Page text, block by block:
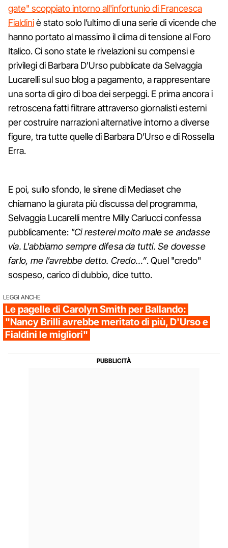
gate" scoppiato intorno all'infortunio di Francesca
Fialdiniè stato solo l’ultimo di una serie di vicende che
hanno portato al massimo il clima di tensione al Foro
Italico. Ci sono state le rivelazioni su compensi e
privilegi di Barbara D'Urso pubblicate da Selvaggia
Lucarelli sul suo blog a pagamento, a rappresentare
una sorta di giro di boa dei serpeggi. E prima ancora i
retroscena fatti filtrare attraverso giornalisti esterni
per costruire narrazioni alternative intorno a diverse
figure, tra tutte quelle di Barbara D’Urso e di Rossella
Erra.
E poi, sullo sfondo, le sirene di Mediaset che
chiamano la giurata più discussa del programma,
Selvaggia Lucarelli mentre Milly Carlucci confessa
pubblicamente: "Ci resterei molto male se andasse
via. L'abbiamo sempre difesa da tutti. Se dovesse
farlo, me l'avrebbe detto. Credo…”. Quel "credo"
sospeso, carico di dubbio, dice tutto.
LEGGI ANCHE
Le pagelle di Carolyn Smith per Ballando:
"Nancy Brilli avrebbe meritato di più, D'Urso e
Fialdini le migliori"